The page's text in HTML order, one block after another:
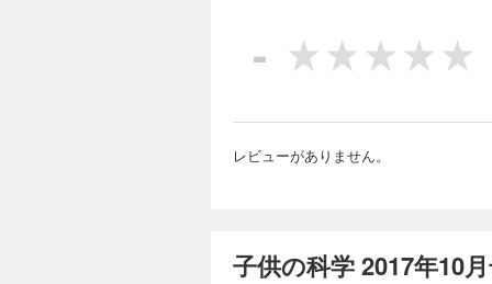
頭蓋骨化石
楽しもう！ 電気
ッポとチィのひま
知る!? の巻 たく
グ 第4回 Air Writer
マチック！ 球状星
き残る技術 うん
第1回 「靴下泥棒
ャン コドモノカガ
今月の特集は「錯視
ましょう！ つくり
「植物を絶滅から
回を迎えた「ビーカ
作でしくみがわかる
新技術で飛行船を“
る技術 特別企画『
でしょうか？その
アサリの模様や色の
-
レビューがありません。
子供の科学 2017年10